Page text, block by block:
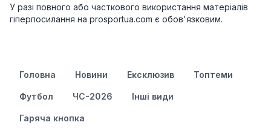
У разі повного або часткового використання матеріалів
гіперпосилання на prosportua.com є обов'язковим.
Головна Новини Ексклюзив Топтеми
Футбол ЧС-2026 Інші види
Гаряча кнопка